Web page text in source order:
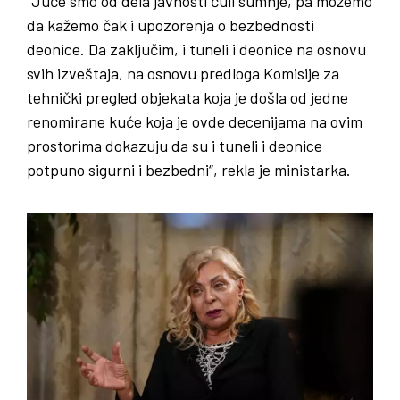
da kažemo čak i upozorenja o bezbednosti
deonice. Da zaključim, i tuneli i deonice na osnovu
svih izveštaja, na osnovu predloga Komisije za
tehnički pregled objekata koja je došla od jedne
renomirane kuće koja je ovde decenijama na ovim
prostorima dokazuju da su i tuneli i deonice
potpuno sigurni i bezbedni“, rekla je ministarka.